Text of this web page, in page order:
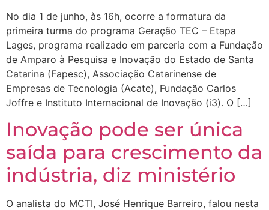
No dia 1 de junho, às 16h, ocorre a formatura da
primeira turma do programa Geração TEC – Etapa
Lages, programa realizado em parceria com a Fundação
de Amparo à Pesquisa e Inovação do Estado de Santa
Catarina (Fapesc), Associação Catarinense de
Empresas de Tecnologia (Acate), Fundação Carlos
Joffre e Instituto Internacional de Inovação (i3). O […]
Inovação pode ser única
saída para crescimento da
indústria, diz ministério
O analista do MCTI, José Henrique Barreiro, falou nesta